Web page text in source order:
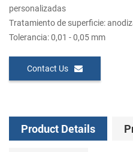
personalizadas
Tratamiento de superficie:
Tolerancia: 0,01 - 0,05 mm
Contact Us
Product Details